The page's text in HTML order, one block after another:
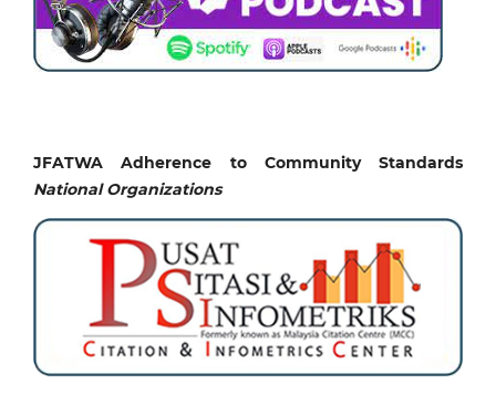
JFATWA Adherence to Community Standards
National Organizations